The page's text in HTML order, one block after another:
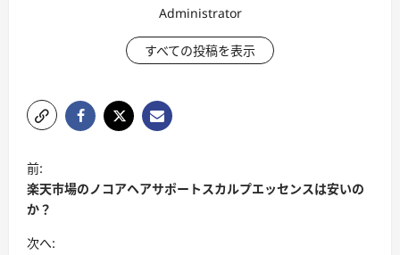
Administrator
すべての投稿を表示
投
稿
ナ
ビ
前:
楽天市場のノコアヘアサポートスカルプエッセンスは安いの
か？
次へ: